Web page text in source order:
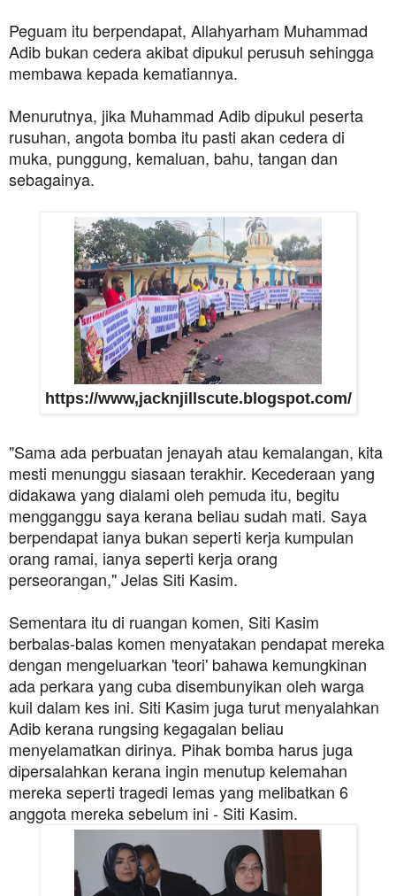
Peguam itu berpendapat, Allahyarham Muhammad
Adib bukan cedera akibat dipukul perusuh sehingga
membawa kepada kematiannya.
Menurutnya, jika Muhammad Adib dipukul peserta
rusuhan, angota bomba itu pasti akan cedera di
muka, punggung, kemaluan, bahu, tangan dan
sebagainya.
https://www,jacknjillscute.blogspot.com/
"Sama ada perbuatan jenayah atau kemalangan, kita
mesti menunggu siasaan terakhir. Kecederaan yang
didakawa yang dialami oleh pemuda itu, begitu
mengganggu saya kerana beliau sudah mati. Saya
berpendapat ianya bukan seperti kerja kumpulan
orang ramai, ianya seperti kerja orang
perseorangan," Jelas Siti Kasim.
Sementara itu di ruangan komen, Siti Kasim
berbalas-balas komen menyatakan pendapat mereka
dengan mengeluarkan 'teori' bahawa kemungkinan
ada perkara yang cuba disembunyikan oleh warga
kuil dalam kes ini. Siti Kasim juga turut menyalahkan
Adib kerana rungsing kegagalan beliau
menyelamatkan dirinya. Pihak bomba harus juga
dipersalahkan kerana ingin menutup kelemahan
mereka seperti tragedi lemas yang melibatkan 6
anggota mereka sebelum ini - Siti Kasim.